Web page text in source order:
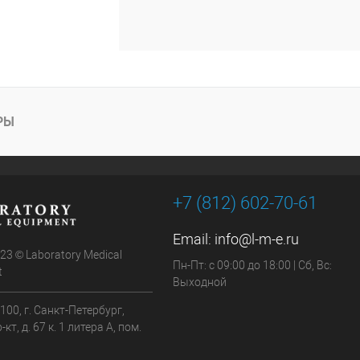
© Laboratory Medical
г. Санкт-Петербург,
д. 67 к. 1 литера А, пом.
+7 (812) 602-70-61
Email: info@l-m-e.ru
Пн-Пт: с 09:00 до 18:00 | Сб, Вс:
Выходной